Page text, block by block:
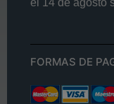
el 14 de agosto
FORMAS DE